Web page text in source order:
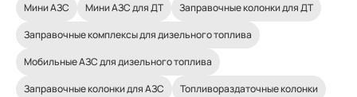
Мини АЗС Мини АЗС для ДТ
Заправочные колонки для ДТ
Заправочные комплексы для дизельного топлива
Мобильные АЗС для дизельного топлива
Заправочные колонки для АЗС
Топливораздаточные колонки